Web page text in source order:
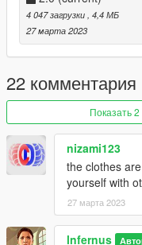
4 047 загрузки, 4,4 МБ
27 марта 2023
22 комментария
Показать
nizami123
the clothes
yourself with
27 марта 2023
lnfernus